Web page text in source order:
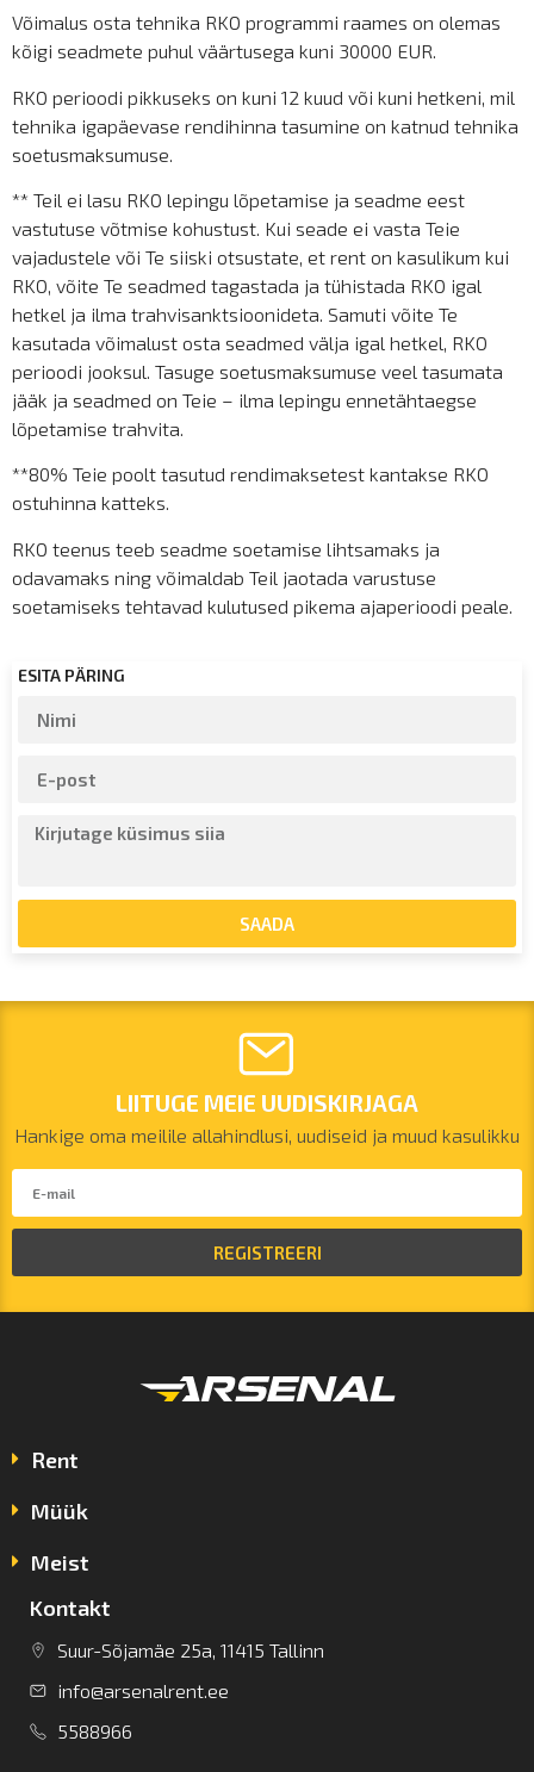
Võimalus osta tehnika RKO programmi raames on olemas
kõigi seadmete puhul väärtusega kuni 30000 EUR.
RKO perioodi pikkuseks on kuni 12 kuud või kuni hetkeni, mil
tehnika igapäevase rendihinna tasumine on katnud tehnika
soetusmaksumuse.
** Teil ei lasu RKO lepingu lõpetamise ja seadme eest
vastutuse võtmise kohustust. Kui seade ei vasta Teie
vajadustele või Te siiski otsustate, et rent on kasulikum kui
RKO, võite Te seadmed tagastada ja tühistada RKO igal
hetkel ja ilma trahvisanktsioonideta. Samuti võite Te
kasutada võimalust osta seadmed välja igal hetkel, RKO
perioodi jooksul. Tasuge soetusmaksumuse veel tasumata
jääk ja seadmed on Teie – ilma lepingu ennetähtaegse
lõpetamise trahvita.
**80% Teie poolt tasutud rendimaksetest kantakse RKO
ostuhinna katteks.
RKO teenus teeb seadme soetamise lihtsamaks ja
odavamaks ning võimaldab Teil jaotada varustuse
soetamiseks tehtavad kulutused pikema ajaperioodi peale.
ESITA PÄRING
SAADA
LIITUGE MEIE UUDISKIRJAGA
Hankige oma meilile allahindlusi, uudiseid ja muud kasulikku
REGISTREERI
Rent
Müük
Meist
Kontakt
Suur-Sõjamäe 25a, 11415 Tallinn
info@arsenalrent.ee
5588966